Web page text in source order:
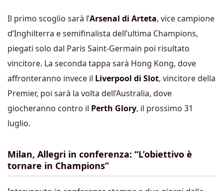
Il primo scoglio sarà l’Arsenal di Arteta, vice campione
d’Inghilterra e semifinalista dell’ultima Champions,
piegati solo dal Paris Saint-Germain poi risultato
vincitore. La seconda tappa sarà Hong Kong, dove
affronteranno invece il Liverpool di Slot, vincitore della
Premier, poi sarà la volta dell’Australia, dove
giocheranno contro il Perth Glory, il prossimo 31
luglio.
Milan, Allegri in conferenza: “L’obiettivo è
tornare in Champions”